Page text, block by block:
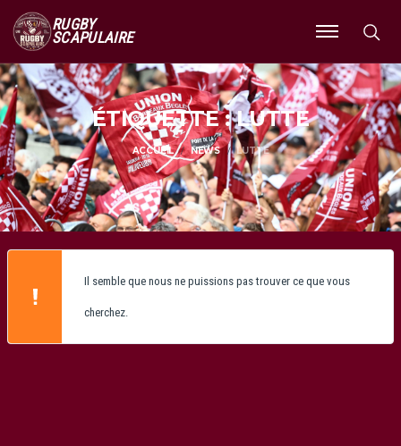
RUGBY
SCAPULAIRE
Ouvrir
le
menu
ÉTIQUETTE : LUTTE
ACCUEIL NEWS LUTTE
Il semble que nous ne puissions pas trouver ce que vous
cherchez.